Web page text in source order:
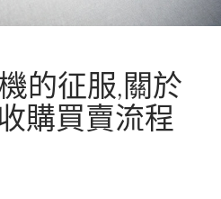
的征服,關於
購買賣流程